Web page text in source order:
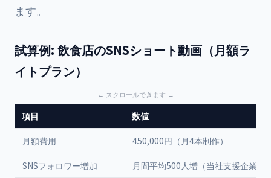
ます。
試算例: 飲食店のSNSショート動画（月額ラ
イトプラン）
項目 数値
月額費用 450,000円（月4本制作）
SNSフォロワー増加 月間平均500人増（当社支援企業の